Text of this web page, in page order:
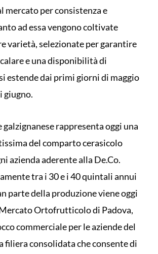
mercato per consistenza e
ad essa vengono coltivate
varietà, selezionate per garantire
e una disponibilità di
estende dai primi giorni di maggio
giugno.
galzignanese rappresenta oggi una
del comparto cerasicolo
azienda aderente alla De.Co.
tra i 30 e i 40 quintali annui
parte della produzione viene oggi
Ortofrutticolo di Padova,
commerciale per le aziende del
consolidata che consente di